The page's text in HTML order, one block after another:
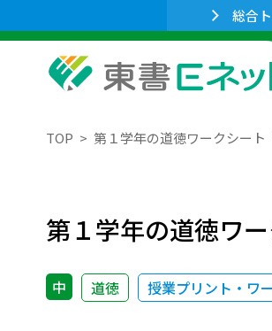
総合
TOP 第１学年の道徳ワークシー
第１学年の道徳ワ
中 道徳 授業プリント・ワ